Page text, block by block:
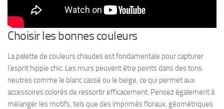
Choisir les bonnes couleurs
La palette de couleurs chaudes est fondamentale pour capturer
l’esprit hippie chic. Les murs peuvent être peints dans des tons
neutres comme le blanc cassé ou le beige, ce qui permet aux
accessoires colorés de ressortir efficacement. Pensez également à
mélanger les motifs, tels que des imprimés floraux, géométriques